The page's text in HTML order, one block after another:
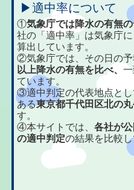
▶適中率について
①気象庁では降水の有無
社の「適中率」は気象庁
算出しています。
②気象庁では、その日の
以上降水の有無を比べ、
ています。
③適中判定の代表地点と
ある東京都千代田区北の
す。
④本サイトでは、各社が
の適中判定の結果を比較し